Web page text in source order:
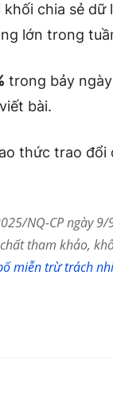
chia sẻ dữ
lớn trong
trong bảy
bài.
thức trao
NQ-CP ngày
tham khảo,
miễn trừ trách